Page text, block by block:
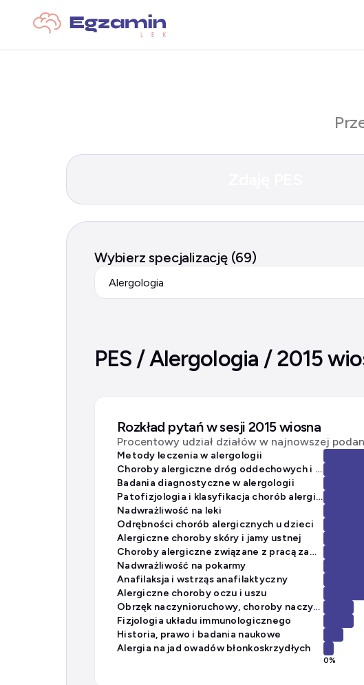
Wybierz specjalizację (69)
Alergologia
PES / Alergologia / 2015
Rozkład pytań w sesji 2015 wiosna
Procentowy udział działów w najnowszej
Metody leczenia w alergologii
Choroby alergiczne dróg oddechowych i układu pokarmowego
Badania diagnostyczne w alergologii
Patofizjologia i klasyfikacja chorób alergicznych
Nadwrażliwość na leki
Odrębności chorób alergicznych u dzieci
Alergiczne choroby skóry i jamy ustnej
Choroby alergiczne związane z pracą zawodową
Nadwrażliwość na pokarmy
Anafilaksja i wstrząs anafilaktyczny
Alergiczne choroby oczu i uszu
Obrzęk naczynioruchowy, choroby naczyń i zespoły eozynofilowe
Fizjologia układu immunologicznego
Historia, prawo i badania naukowe
Alergia na jad owadów błonkoskrzydłych
0%